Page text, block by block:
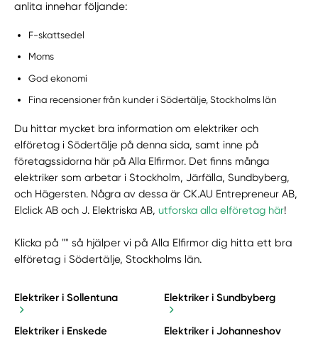
anlita innehar följande:
F-skattsedel
Moms
God ekonomi
Fina recensioner från kunder i Södertälje, Stockholms län
Du hittar mycket bra information om elektriker och
elföretag i Södertälje på denna sida, samt inne på
företagssidorna här på Alla Elfirmor. Det finns många
elektriker som arbetar i Stockholm, Järfälla, Sundbyberg,
och Hägersten. Några av dessa är CK.AU Entrepreneur AB,
Elclick AB och J. Elektriska AB,utforska alla elföretag här!
Klicka på "" så hjälper vi på Alla Elfirmor dig hitta ett bra
elföretag i Södertälje, Stockholms län.
Elektriker i Sollentuna Elektriker i Sundbyberg
Elektriker i Enskede Elektriker i Johanneshov